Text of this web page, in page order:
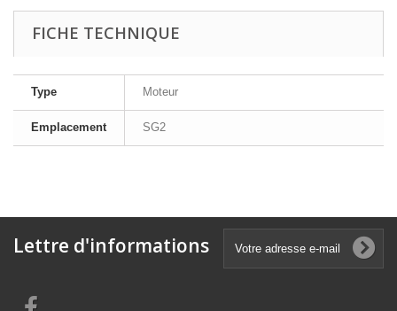
FICHE TECHNIQUE
Type Moteur
Emplacement SG2
Lettre d'informations